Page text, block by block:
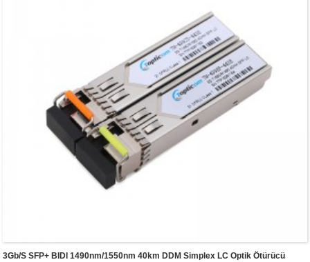
3Gb/s SFP+ BIDI 1490nm/1550nm 40km DDM Simplex LC Optik Ötürücü